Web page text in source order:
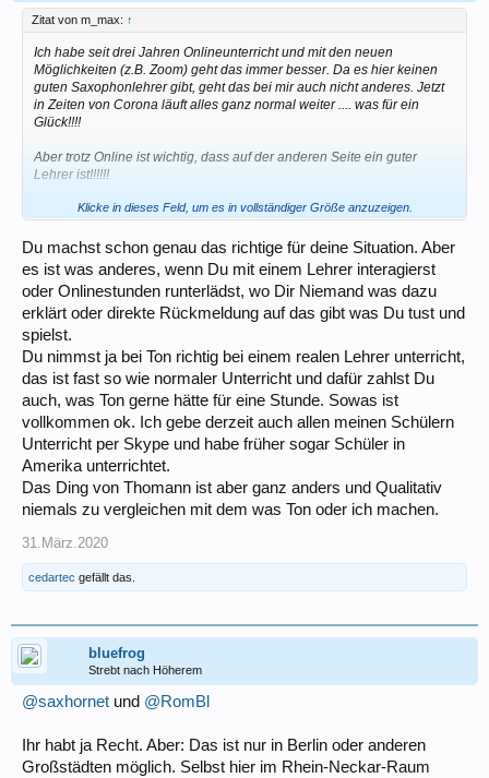
Zitat von m_max: ↑
Ich habe seit drei Jahren Onlineunterricht und mit den neuen
Möglichkeiten (z.B. Zoom) geht das immer besser. Da es hier keinen
guten Saxophonlehrer gibt, geht das bei mir auch nicht anderes. Jetzt
in Zeiten von Corona läuft alles ganz normal weiter .... was für ein
Glück!!!!
Aber trotz Online ist wichtig, dass auf der anderen Seite ein guter
Lehrer ist!!!!!!
(vielleicht hört man bei mir auch Fortschritte ???)
Klicke in dieses Feld, um es in vollständiger Größe anzuzeigen.
Du machst schon genau das richtige für deine Situation. Aber
es ist was anderes, wenn Du mit einem Lehrer interagierst
oder Onlinestunden runterlädst, wo Dir Niemand was dazu
erklärt oder direkte Rückmeldung auf das gibt was Du tust und
spielst.
Du nimmst ja bei Ton richtig bei einem realen Lehrer unterricht,
das ist fast so wie normaler Unterricht und dafür zahlst Du
auch, was Ton gerne hätte für eine Stunde. Sowas ist
vollkommen ok. Ich gebe derzeit auch allen meinen Schülern
Unterricht per Skype und habe früher sogar Schüler in
Amerika unterrichtet.
Das Ding von Thomann ist aber ganz anders und Qualitativ
niemals zu vergleichen mit dem was Ton oder ich machen.
31.März.2020
cedartec gefällt das.
bluefrog
Strebt nach Höherem
@saxhornet und @RomBl
Ihr habt ja Recht. Aber: Das ist nur in Berlin oder anderen
Großstädten möglich. Selbst hier im Rhein-Neckar-Raum